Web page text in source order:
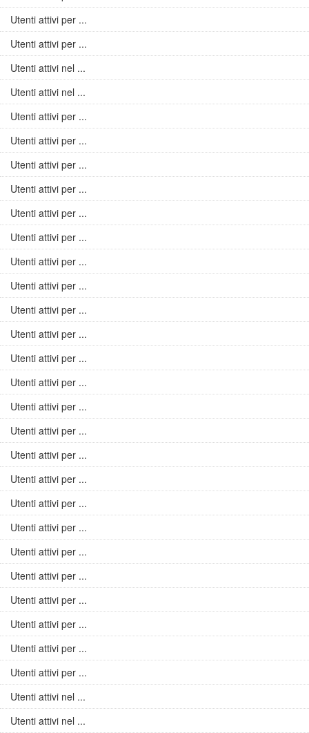
Utenti attivi per ...
Utenti attivi per ...
Utenti attivi nel ...
Utenti attivi nel ...
Utenti attivi per ...
Utenti attivi per ...
Utenti attivi per ...
Utenti attivi per ...
Utenti attivi per ...
Utenti attivi per ...
Utenti attivi per ...
Utenti attivi per ...
Utenti attivi per ...
Utenti attivi per ...
Utenti attivi per ...
Utenti attivi per ...
Utenti attivi per ...
Utenti attivi per ...
Utenti attivi per ...
Utenti attivi per ...
Utenti attivi per ...
Utenti attivi per ...
Utenti attivi per ...
Utenti attivi per ...
Utenti attivi per ...
Utenti attivi per ...
Utenti attivi per ...
Utenti attivi per ...
Utenti attivi nel ...
Utenti attivi nel ...